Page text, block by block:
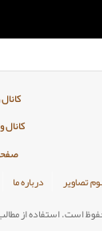
وارثون در ســایت آپارات
در تلگـــــــــــــرام
وارثون در اینیستاگرام
تماس با ما
محصولات
ذکر منبع، منع شرعی